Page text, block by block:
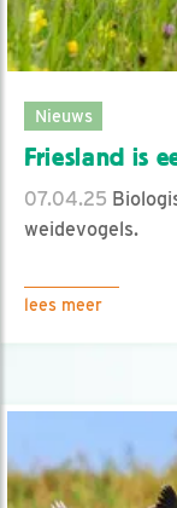
Nieuws
Friesland is
07.04.25
weidevogels.
lees meer